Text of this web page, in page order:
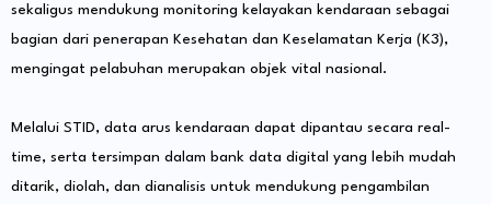
sekaligus mendukung monitoring kelayakan kendaraan sebagai
bagian dari penerapan Kesehatan dan Keselamatan Kerja (K3),
mengingat pelabuhan merupakan objek vital nasional.
Melalui STID, data arus kendaraan dapat dipantau secara real-
time, serta tersimpan dalam bank data digital yang lebih mudah
ditarik, diolah, dan dianalisis untuk mendukung pengambilan